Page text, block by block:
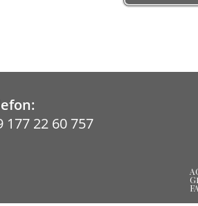
177 22 60 757